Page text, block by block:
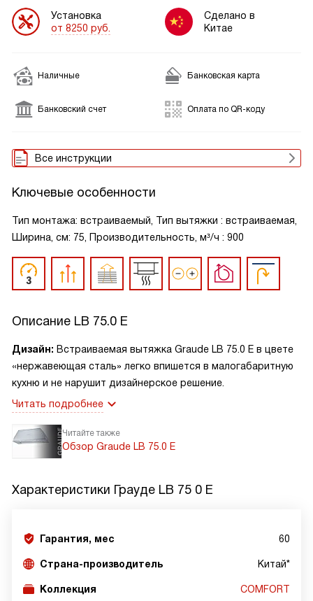
Установка
от 8250 руб.
Сделано в
Китае
Наличные Банковская карта
Банковский счет Оплата по QR-коду
Все инструкции
Ключевые особенности
Тип монтажа: встраиваемый, Тип вытяжки : встраиваемая,
Ширина, см: 75, Производительность, м³/ч : 900
Описание LB 75.0 E
Дизайн: Встраиваемая вытяжка Graude LB 75.0 E в цвете
«нержавеющая сталь» легко впишется в малогабаритную
кухню и не нарушит дизайнерское решение.
Читать подробнее
Читайте также
Обзор Graude LB 75.0 E
Характеристики Грауде LB 75 0 E
Гарантия, мес 60
Страна-производитель Китай*
Коллекция COMFORT